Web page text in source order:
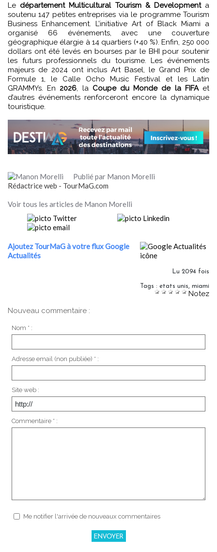
Le département Multicultural Tourism & Developmenta
soutenu 147 petites entreprises via le programme Tourism
Business Enhancement. L’initiative Art of Black Miami a
organisé 66 événements, avec une couverture
géographique élargie à 14 quartiers (+40 %). Enfin, 250 000
dollars ont été levés en bourses par le BHI pour soutenir
les futurs professionnels du tourisme. Les événements
majeurs de 2024 ont inclus Art Basel, le Grand Prix de
Formule 1, le Calle Ocho Music Festival et les Latin
GRAMMYs. En 2026 , la Coupe du Monde de la FIFA et
d’autres événements renforceront encore la dynamique
touristique.
Publié par Manon Morelli
Rédactrice web - TourMaG.com
Voir tous les articles de Manon Morelli
Ajoutez TourMaG à votre flux Google
Actualités
Lu 2094 fois
Tags : etats unis, miami
Notez
Nouveau commentaire :
Nom * :
Adresse email (non publiée) * :
Site web :
Commentaire * :
Me notifier l'arrivée de nouveaux commentaires